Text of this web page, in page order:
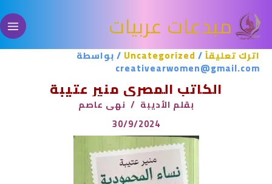
إلى
المحتوىمبدعات عربيات
اترك تعليقاً/
Uncategorized / بواسطة
creativearwomen@gmail.com
الكاتب المصري منير عتيبة
بقلم الأديبة / نهى عاصم
30/9/2024